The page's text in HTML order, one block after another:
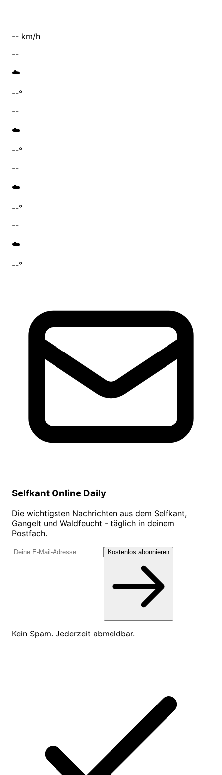
-- km/h
--
☁️
--°
--
☁️
--°
--
☁️
--°
--
☁️
--°
Selfkant Online Daily
Die wichtigsten Nachrichten aus dem Selfkant,
Gangelt und Waldfeucht - täglich in deinem
Postfach.
Kostenlos abonnieren
Kein Spam. Jederzeit abmeldbar.